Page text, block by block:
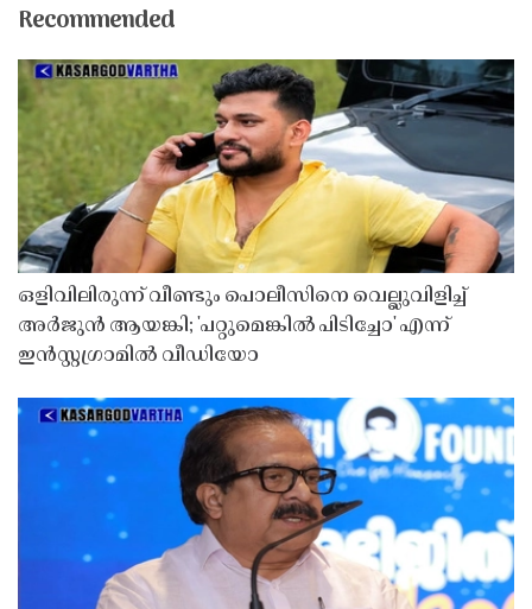
Recommended
ഒളിവിലിരുന്ന് വീണ്ടും പൊലീസിനെ വെല്ലുവിളിച്ച്
അർജുൻ ആയങ്കി; 'പറ്റുമെങ്കിൽ പിടിച്ചോ' എന്ന്
ഇൻസ്റ്റഗ്രാമിൽ വീഡിയോ